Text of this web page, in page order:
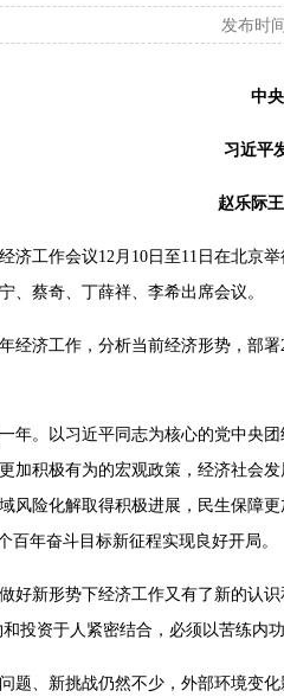
发布时
中
习近平
赵乐际
济工作会议12月10日至11日在北京
、蔡奇、丁薛祥、李希出席会议。
经济工作，分析当前经济形势，部
年。以习近平同志为核心的党中央
加积极有为的宏观政策，经济社会
风险化解取得积极进展，民生保障
百年奋斗目标新征程实现良好开局。
好新形势下经济工作又有了新的认
投资于人紧密结合，必须以苦练内
题、新挑战仍然不少，外部环境变